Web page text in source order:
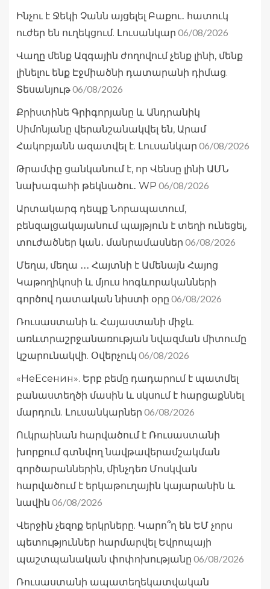
Ինչու է Ջեկի Չանն այցելել Բաքու․ հատուկ
ուժեր են ուղեկցում. Լուսանկար 06/08/2026
Վաղը մենք Ազգային ժողովում չենք լինի, մենք
լինելու ենք Էջմիածնի դատարանի դիմաց.
Տեսանյութ06/08/2026
Քրիստինե Գրիգորյանը և Անդրանիկ
Սիմոնյանը վերանշանակվել են, Արամ
Հակոբյանն ազատվել է. Լուսանկար 06/08/2026
Թրամփը ցանկանում է, որ Վենսը լինի ԱՄՆ
նախագահի թեկնածու․ WP 06/08/2026
Արտակարգ դեպք Նորապատում,
բենզալցակայանում պայթյուն է տեղի ունեցել,
տուժածներ կան․ մանրամասներ 06/08/2026
Մեղա, մեղա ․․․ Հայտնի է Ամենայն Հայոց
Կաթողիկոսի և մյուս հոգևորականների
գործով դատական նիստի օրը 06/08/2026
Ռուսաստանի և Հայաստանի միջև
առևտրաշրջանառության նվազման միտումը
կշարունակվի. Օվերչուկ 06/08/2026
«НеЕсенин». Երբ բեմը դադարում է պատմել
բանաստեղծի մասին և սկսում է հարցաքննել
մարդուն. Լուսանկարներ 06/08/2026
Ուկրաինան հարվածում է Ռուսաստանի
խորքում գտնվող նավթավերամշակման
գործարաններին, մինչդեռ Մոսկվան
հարվածում է երկաթուղային կայարանին և
նավին 06/08/2026
Վերջին չեզոք երկրները. Կարո՞ղ են ԵՄ չորս
պետություններ հարմարվել Եվրոպայի
պաշտպանական փոփոխությանը 06/08/2026
Ռուսաստանի ապատեղեկատվական